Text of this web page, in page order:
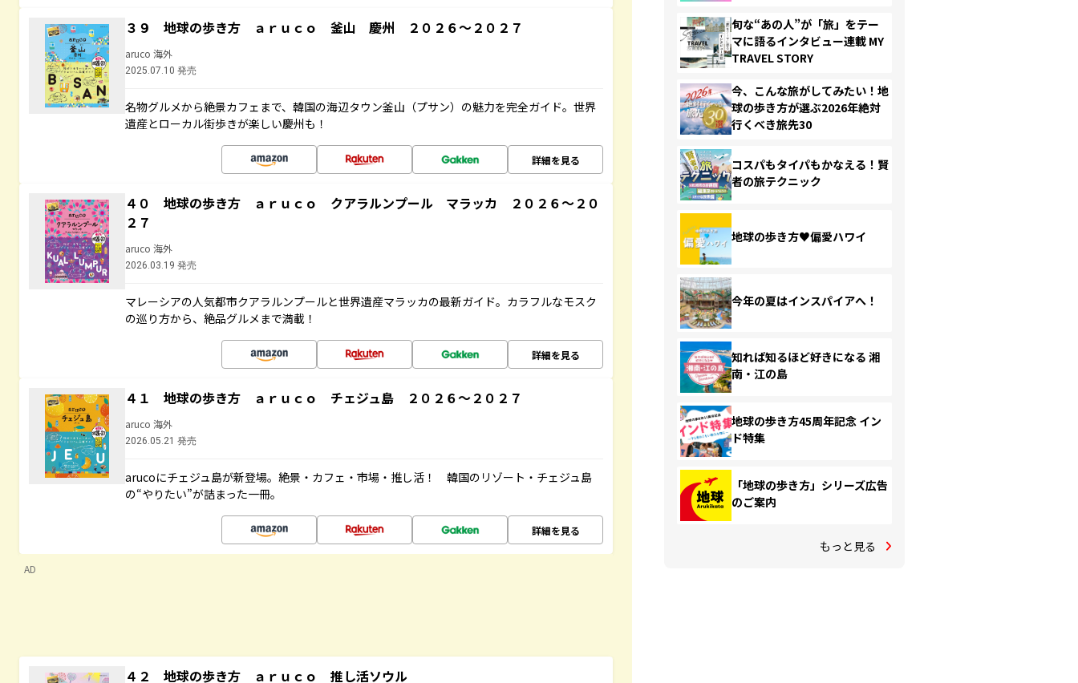
３９ 地球の歩き方 ａｒｕｃｏ 釜山 慶州 ２０２６～２０２７
aruco 海外
2025.07.10 発売
名物グルメから絶景カフェまで、韓国の海辺タウン釜山（プサン）の魅力を完全ガイド。世界
遺産とローカル街歩きが楽しい慶州も！
詳細を見る
４０ 地球の歩き方 ａｒｕｃｏ クアラルンプール マラッカ ２０２６～２０
２７
aruco 海外
2026.03.19 発売
マレーシアの人気都市クアラルンプールと世界遺産マラッカの最新ガイド。カラフルなモスク
の巡り方から、絶品グルメまで満載！
詳細を見る
４１ 地球の歩き方 ａｒｕｃｏ チェジュ島 ２０２６～２０２７
aruco 海外
2026.05.21 発売
arucoにチェジュ島が新登場。絶景・カフェ・市場・推し活！ 韓国のリゾート・チェジュ島
の“やりたい”が詰まった一冊。
詳細を見る
AD
４２ 地球の歩き方 ａｒｕｃｏ 推し活ソウル
旬な“あの人”が「旅」をテー
マに語るインタビュー連載 MY
TRAVEL STORY
今、こんな旅がしてみたい！地
球の歩き方が選ぶ2026年絶対
行くべき旅先30
コスパもタイパもかなえる！賢
者の旅テクニック
地球の歩き方♥偏愛ハワイ
今年の夏はインスパイアへ！
知れば知るほど好きになる 湘
南・江の島
地球の歩き方45周年記念 イン
ド特集
「地球の歩き方」シリーズ広告
のご案内
もっと見る